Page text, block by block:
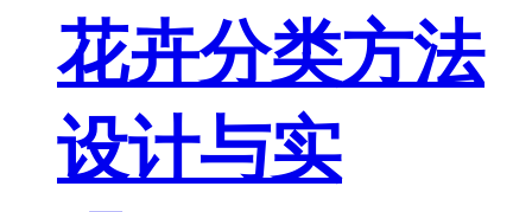
花卉分类方法
设计与实